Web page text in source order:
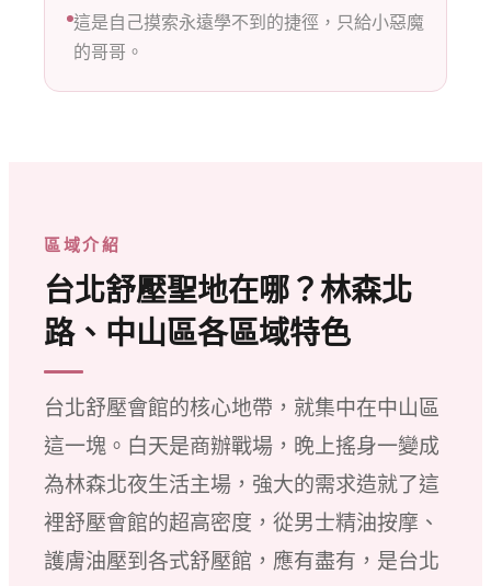
這是自己摸索永遠學不到的捷徑，只給小惡魔
的哥哥。
區域介紹
台北舒壓聖地在哪？林森北
路、中山區各區域特色
台北舒壓會館的核心地帶，就集中在中山區
這一塊。白天是商辦戰場，晚上搖身一變成
為林森北夜生活主場，強大的需求造就了這
裡舒壓會館的超高密度，從男士精油按摩、
護膚油壓到各式舒壓館，應有盡有，是台北